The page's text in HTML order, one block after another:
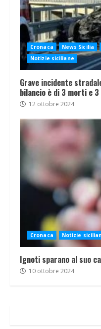
Cronaca News Sicilia
Notizie siciliane
Grave incidente
bilancio è di 3 morti e
12 ottobre 2024
Cronaca Notizie
Ignoti sparano al suo
10 ottobre 2024